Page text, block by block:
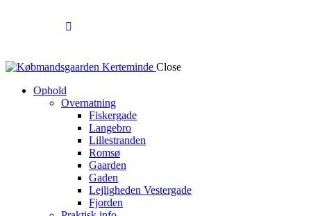
Close
Ophold
Overnatning
Fiskergade
Langebro
Lillestranden
Romsø
Gaarden
Gaden
Lejligheden Vestergade
Fjorden